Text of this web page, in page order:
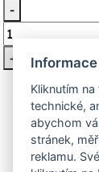
-
+
Kliknutím
technické,
abychom
stránek,
reklamu.